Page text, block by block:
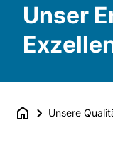
Unser
Unsere